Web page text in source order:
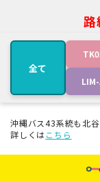
路
全て
沖縄バス43系統も北
詳しくはこちら